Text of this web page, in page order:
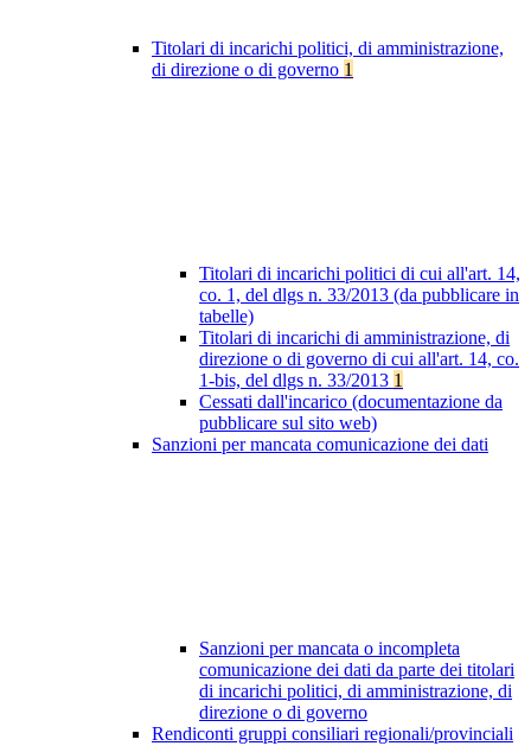
Titolari di incarichi politici, di amministrazione,
di direzione o di governo 1
Titolari di incarichi politici di cui all'art. 14,
co. 1, del dlgs n. 33/2013 (da pubblicare in
tabelle)
Titolari di incarichi di amministrazione, di
direzione o di governo di cui all'art. 14, co.
1-bis, del dlgs n. 33/2013 1
Cessati dall'incarico (documentazione da
pubblicare sul sito web)
Sanzioni per mancata comunicazione dei dati
Sanzioni per mancata o incompleta
comunicazione dei dati da parte dei titolari
di incarichi politici, di amministrazione, di
direzione o di governo
Rendiconti gruppi consiliari regionali/provinciali